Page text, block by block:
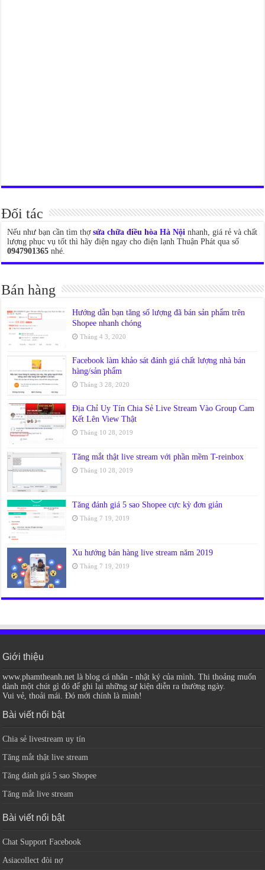
Đối tác
Nếu như bạn cần tìm thợsửa chữa điều hòa Hà Nội nhanh, giá rẻ và chất
lượng phục vụ tốt thì hãy điện ngay cho điện lạnh Thuận Phát qua số
0947901365 nhé.
Bán hàng
Hướng dẫn bạn tăng số lượng đã bán sản phẩm trên
Shopee nhanh chóng
Tháng 4 3, 2020
Facebook làm khảo sát đánh giá chất lượng nhà bán
hàng/sản phẩm
Tháng 3 28, 2020
Địa Chỉ Uy Tín Chia Sẻ Live Stream Vào Group Cam
Kết Lên View Thật
Tháng 10 28, 2019
Tăng mắt thật live stream với phần mềm T-reinbox
Tháng 10 28, 2019
Tăng đánh giá 5 sao Shopee cực kỳ đơn giản
Tháng 7 19, 2019
Xu hướng bán hàng live stream năm 2019
Tháng 7 19, 2019
Giới thiệu
www.phamtheanh.net là blog cá nhân - nhật ký của mình. Thi thoảng muốn
dành một chút gì đó để ghi lại những sự kiện diễn ra thường ngày.
Vui vẻ, thoải mái. Đó mới chính là mình!
Bài viết nổi bật
Chia sẻ livestream uy tín
Tăng mắt thật live stream
Tăng đánh giá 5 sao Shopee
Tăng mắt live stream
Bài viết nổi bật
Chat Support Facebook
Asiacollect đòi nợ